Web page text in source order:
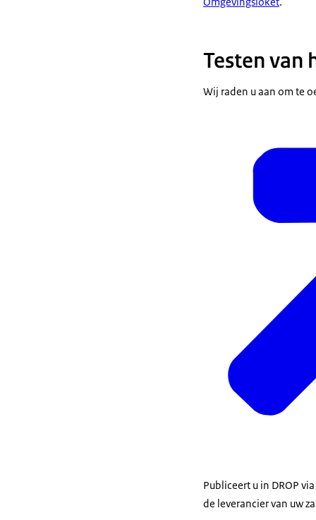
Testen van
Wij raden u aan om te
Publiceert u in DROP
de leverancier van uw